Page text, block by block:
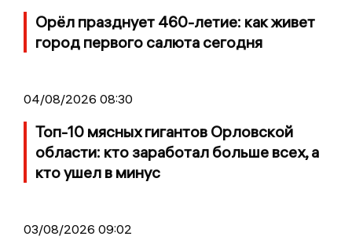
Орёл празднует 460-летие: как живет
город первого салюта сегодня
04/08/2026 08:30
Топ-10 мясных гигантов Орловской
области: кто заработал больше всех, а
кто ушел в минус
03/08/2026 09:02